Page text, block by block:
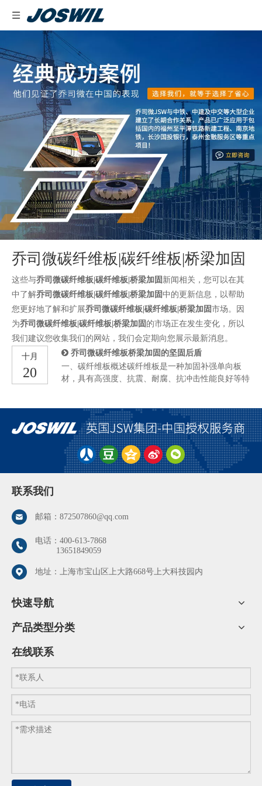
乔司微碳纤维板|碳纤维板|桥梁加固
这些与乔司微碳纤维板|碳纤维板|桥梁加固 新闻相关，您可以在其
中了解乔司微碳纤维板|碳纤维板|桥梁加固中的更新信息，以帮助
您更好地了解和扩展乔司微碳纤维板|碳纤维板|桥梁加固市场。因
为乔司微碳纤维板|碳纤维板|桥梁加固 的市场正在发生变化，所以
我们建议您收集我们的网站，我们会定期向您展示最新消息。
十月
20
乔司微碳纤维板桥梁加固的坚固后盾
一、碳纤维板概述碳纤维板是一种加固补强单向板
材，具有高强度、抗震、耐腐、抗冲击性能良好等特
树脂复合而成，抗拉强度是普通钢材的10~15倍以
上，具有极高的强度和刚度，以及优异的耐久性和耐
腐蚀性能。 二、碳纤维板加固技术乔司微碳纤维板
加固技术依据加固形式的不同，可分为被动加固技术
和主动加固技术。被动加固技术：即粘贴碳纤维板加
简单的脚手架即可，无需进行焊接施工，不损坏原结
联系我们
邮箱： 872507860@qq.com
电话： 400-613-7868
13651849059
地址：上海市宝山区上大路668号上大科技园内
快速导航
产品类型分类
在线联系